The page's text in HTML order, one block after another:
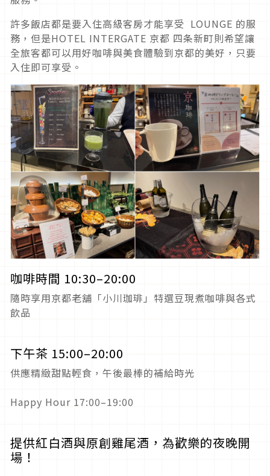
許多飯店都是要入住高級客房才能享受 LOUNGE 的服
務，但是HOTEL INTERGATE 京都 四条新町則希望讓
全旅客都可以用好咖啡與美食體驗到京都的美好，只要
入住即可享受。
咖啡時間 10:30–20:00
隨時享用京都老舖「小川珈琲」特選豆現煮咖啡與各式
飲品
下午茶 15:00–20:00
供應精緻甜點輕食，午後最棒的補給時光
Happy Hour 17:00–19:00
提供紅白酒與原創雞尾酒，為歡樂的夜晚開
場！